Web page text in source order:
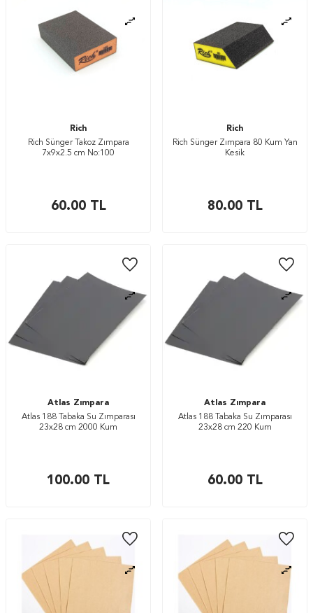
Rich
Rich Sünger Takoz Zımpara
7x9x2.5 cm No:100
60.00TL
Rich
Rich Sünger Zımpara 80 Kum Yan
Kesik
80.00TL
Atlas Zımpara
Atlas 188 Tabaka Su Zımparası
23x28 cm 2000 Kum
100.00 TL
Atlas Zımpara
Atlas 188 Tabaka Su Zımparası
23x28 cm 220 Kum
60.00TL